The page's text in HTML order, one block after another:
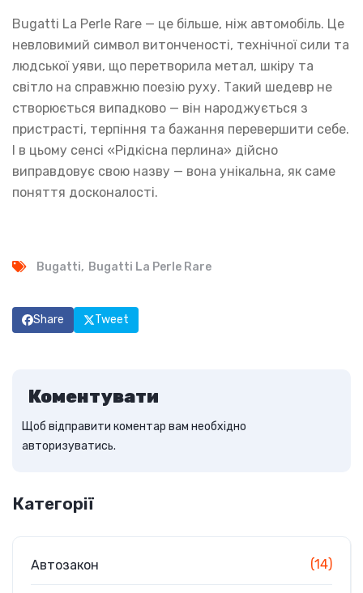
Bugatti La Perle Rare — це більше, ніж автомобіль. Це
невловимий символ витонченості, технічної сили та
людської уяви, що перетворила метал, шкіру та
світло на справжню поезію руху. Такий шедевр не
створюється випадково — він народжується з
пристраcті, терпіння та бажання перевершити себе.
І в цьому сенсі «Рідкісна перлина» дійсно
виправдовує свою назву — вона унікальна, як саме
поняття досконалості.
Bugatti Bugatti La Perle Rare
Share Tweet
Коментувати
Щоб відправити коментар вам необхідно
авторизуватись.
Категорії
Автозакон (14)